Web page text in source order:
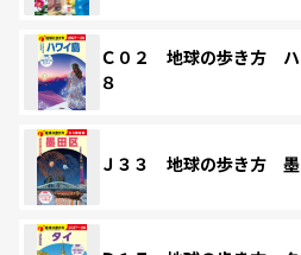
Ｃ０２ 地球の歩き方
８
Ｊ３３ 地球の歩き方